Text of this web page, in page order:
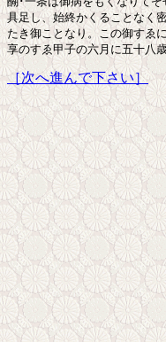
具足し、始終かくることなく
たき御ことなり。この御すゑ
［次へ進んで下さい］